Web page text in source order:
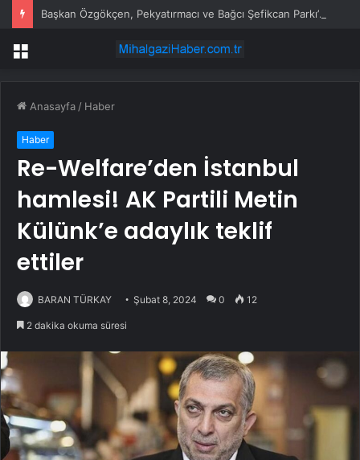
Başkan Özgökçen, Pekyatırmacı ve Bağcı Şefikcan Parkı’nda Vatandaşlarla Bir Araya Geldi
Menü
Anasayfa / Haber
Haber
Re-Welfare’den İstanbul
hamlesi! AK Partili Metin
Külünk’e adaylık teklif
ettiler
BARAN TÜRKAY Şubat 8, 2024 0 12
2 dakika okuma süresi